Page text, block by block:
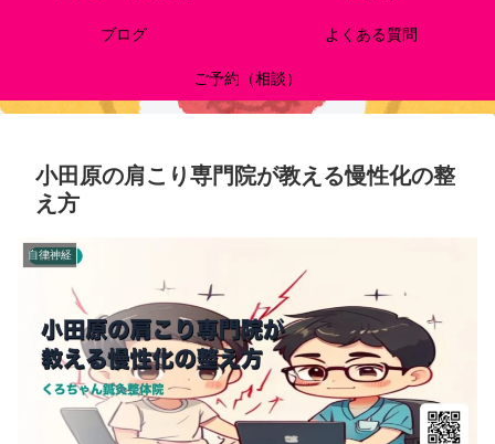
ブログ よくある質問
ご予約（相談）
小田原の肩こり専門院が教える慢性化の整
え方
自律神経